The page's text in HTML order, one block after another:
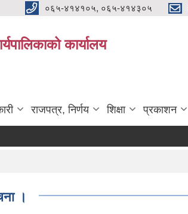
०६५-४१४१०५, ०६५-४१४३०५
कार्यालय
राजपत्र, निर्णय शिक्षा प्रकाशन
।